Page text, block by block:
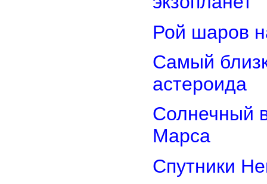
Рой шаров
Самый
астероида
Солнечный
Марса
Спутники